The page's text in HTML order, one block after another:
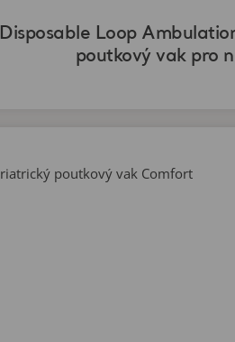
Disposable Loop
poutkový vak pro